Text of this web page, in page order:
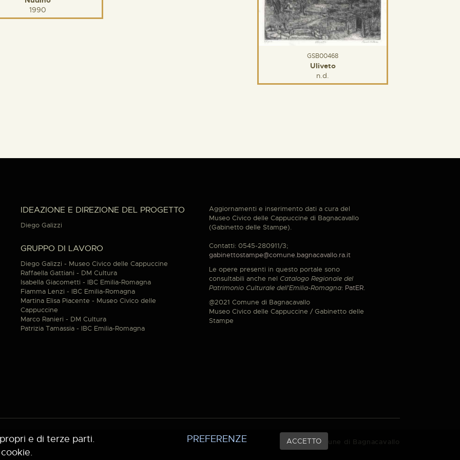
1990
GSB00468
Uliveto
n.d.
IDEAZIONE E DIREZIONE DEL PROGETTO
Diego Galizzi
GRUPPO DI LAVORO
Diego Galizzi - Museo Civico delle Cappuccine
Raffaella Gattiani - DM Cultura
Isabella Giacometti - IBC Emilia-Romagna
Fiamma Lenzi - IBC Emilia-Romagna
Martina Elisa Piacente - Museo Civico delle
Cappuccine
Marco Ranieri - DM Cultura
Patrizia Tamassia - IBC Emilia-Romagna
Aggiornamenti e inserimento dati a cura del
Museo Civico delle Cappuccine di Bagnacavallo
(Gabinetto delle Stampe).
Contatti: 0545-280911/3;
gabinettostampe@comune.bagnacavallo.ra.it
Le opere presenti in questo portale sono
consultabili anche nel Catalogo Regionale del
Patrimonio Culturale dell'Emilia-Romagna: PatER.
@2021 Comune di Bagnacavallo
Museo Civico delle Cappuccine / Gabinetto delle
Stampe
© 2021 Comune di Bagnacavallo
e di terze parti.
PREFERENZE ACCETTO